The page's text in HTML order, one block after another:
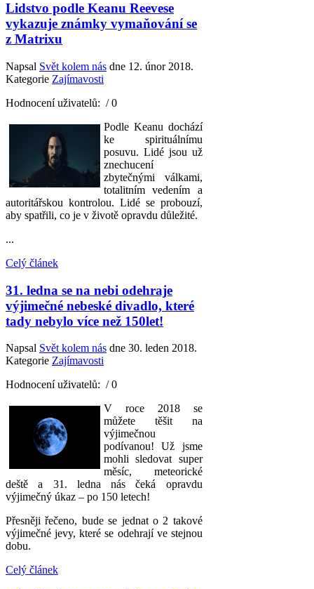
Lidstvo podle Keanu Reevese
vykazuje známky vymaňování se
z Matrixu
Napsal Svět kolem nás dne 12. únor 2018.
Kategorie Zajímavosti
Hodnocení uživatelů: / 0
Podle Keanu dochází
ke spirituálnímu
posuvu. Lidé jsou už
znechucení
zbytečnými válkami,
totalitním vedením a
autoritářskou kontrolou. Lidé se probouzí,
aby spatřili, co je v životě opravdu důležité.
...
Celý článek
31. ledna se na nebi odehraje
výjimečné nebeské divadlo, které
tady nebylo více než 150let!
Napsal Svět kolem nás dne 30. leden 2018.
Kategorie Zajímavosti
Hodnocení uživatelů: / 0
V roce 2018 se
můžete těšit na
výjimečnou
podívanou! Už jsme
mohli sledovat super
měsíc, meteorické
deště a 31. ledna nás čeká opravdu
výjimečný úkaz – po 150 letech!
Přesněji řečeno, bude se jednat o 2 takové
výjimečné jevy, které se odehrají ve stejnou
dobu.
Celý článek